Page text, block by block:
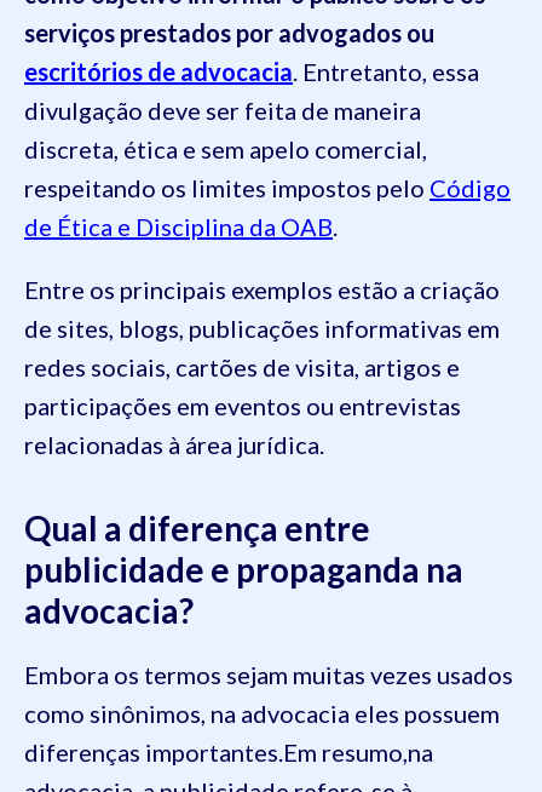
serviços prestados por advogados ou
escritórios de advocacia. Entretanto, essa
divulgação deve ser feita de maneira
discreta, ética e sem apelo comercial,
respeitando os limites impostos pelo Código
de Ética e Disciplina da OAB.
Entre os principais exemplos estão a criação
de sites, blogs, publicações informativas em
redes sociais, cartões de visita, artigos e
participações em eventos ou entrevistas
relacionadas à área jurídica.
Qual a diferença entre
publicidade e propaganda na
advocacia?
Embora os termos sejam muitas vezes usados
como sinônimos, na advocacia eles possuem
diferenças importantes.Em resumo,na